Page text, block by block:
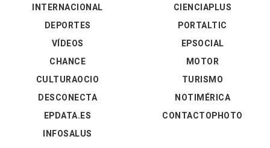
INTERNACIONAL
DEPORTES
VÍDEOS
CIENCIAPLUS
PORTALTIC
EPSOCIAL
CHANCE
CULTURAOCIO
DESCONECTA
EPDATA.ES
INFOSALUS
MOTOR
TURISMO
NOTIMÉRICA
CONTACTOPHOTO